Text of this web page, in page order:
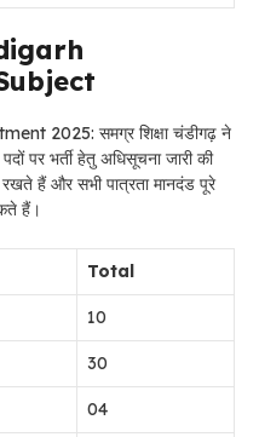
2025: समग्र शिक्षा चंडीगढ़ ने
पर भर्ती हेतु अधिसूचना जारी की
रखते हैं और सभी पात्रता मानदंड पूरे
हैं।
Total
10
30
04